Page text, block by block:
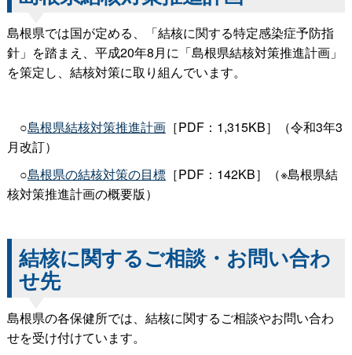
島根県では国が定める、「結核に関する特定感染症予防指
針」を踏まえ、平成20年8月に「島根県結核対策推進計画」
を策定し、結核対策に取り組んでいます。
○島根県結核対策推進計画［PDF：1,315KB］（令和3年3
月改訂）
○島根県の結核対策の目標［PDF：142KB］（※島根県結
核対策推進計画の概要版）
結核に関するご相談・お問い合わ
せ先
島根県の各保健所では、結核に関するご相談やお問い合わ
せを受け付けています。